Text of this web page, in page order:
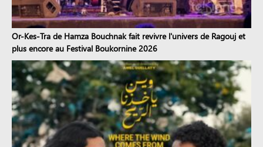
Or-Kes-Tra de Hamza Bouchnak fait revivre l'univers de Ragouj et
plus encore au Festival Boukornine 2026